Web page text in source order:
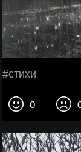
#стихи
0